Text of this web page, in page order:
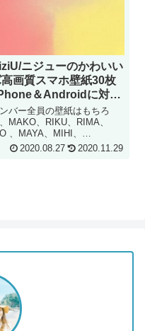
ニジューのかわいい
画質スマホ壁紙30枚
＆Androidに対
バー全員の壁紙はもちろ
MAKO、RIKU、RIMA、
、MAYA、MIHI、
、AYAKA、NINA各メ
バーの壁紙。 ロゴのシンプル
2020.08.27 2020.11.29